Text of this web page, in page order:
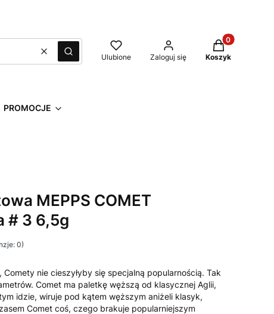
WyczyśćSzukaj Ulubione Zaloguj się
Produkty w
Koszyk
PROMOCJE
MEPPS COMET
# 3 6,5g
0)
, Comety nie cieszyłyby się specjalną popularnością. Tak
Comet ma paletkę węższą od klasycznej Aglii,
idzie, wiruje pod kątem węższym aniżeli klasyk,
Comet coś, czego brakuje popularniejszym